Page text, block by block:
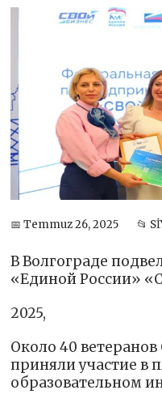
📅 Temmuz 26, 2025 📂
В Волгограде
«Единой России»
2025,
Около 40
приняли участие в
образовательном